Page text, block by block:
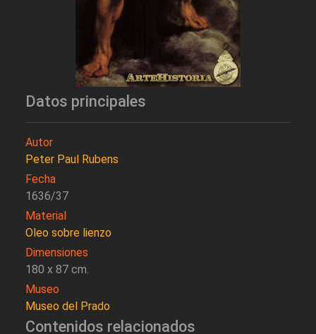
Datos principales
Autor
Peter Paul Rubens
Fecha
1636/37
Material
Oleo sobre lienzo
Dimensiones
180 x 87 cm.
Museo
Museo del Prado
Contenidos relacionados